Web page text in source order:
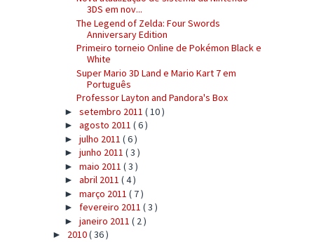
3DS em nov...
The Legend of Zelda: Four Swords
Anniversary Edition
Primeiro torneio Online de Pokémon Black e
White
Super Mario 3D Land e Mario Kart 7 em
Português
Professor Layton and Pandora's Box
► setembro 2011 ( 10 )
► agosto 2011 ( 6 )
► julho 2011 ( 6 )
► junho 2011 ( 3 )
► maio 2011 ( 3 )
► abril 2011 ( 4 )
► março 2011 ( 7 )
► fevereiro 2011 ( 3 )
► janeiro 2011 ( 2 )
► 2010( 36 )